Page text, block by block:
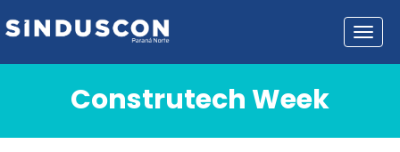
Construtech Week